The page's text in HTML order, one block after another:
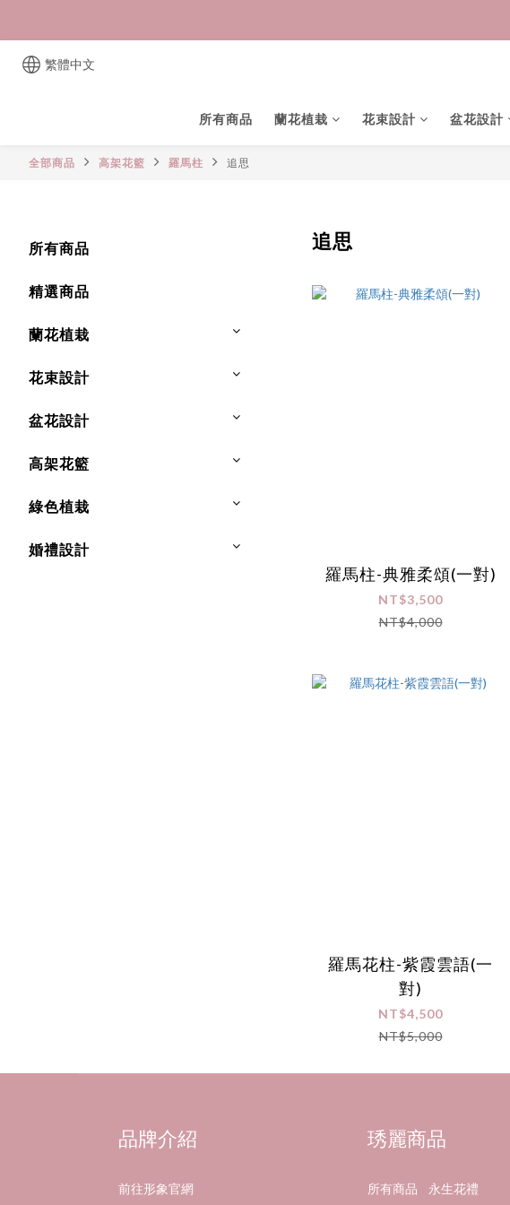
繁體中文
所有商品 蘭花植栽 花束設計 盆花設計
全部商品 高架花籃 羅馬柱 追思
所有商品
精選商品
蘭花植栽
花束設計
盆花設計
高架花籃
綠色植栽
婚禮設計
追思
羅馬柱-典雅柔頌(一對)
NT$3,500
NT$4,000
羅馬花柱-紫霞雲語(一
對)
NT$4,500
NT$5,000
品牌介紹
前往形象官網
琇麗商品
所有商品
永生花禮